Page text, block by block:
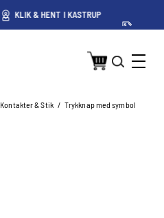
PRISGARANTI PÅ DANSKE
Kontakter & Stik / Trykknap med symbol